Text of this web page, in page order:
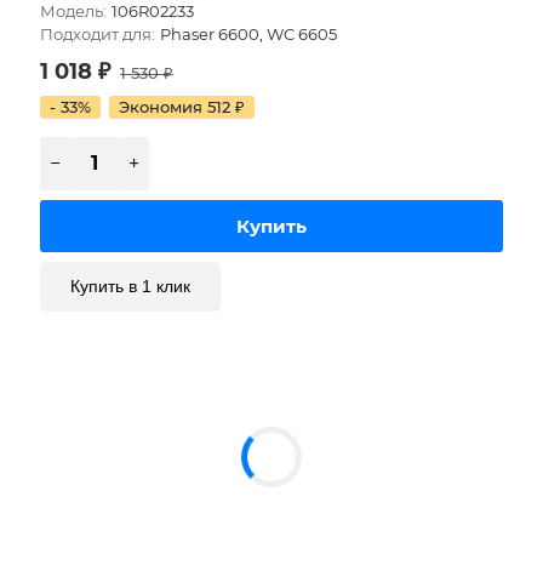
Модель: 106R02233
Подходит для: Phaser 6600, WC 6605
1 018 ₽ 1 530₽
- 33%
Экономия 512 ₽
Купить в 1 клик